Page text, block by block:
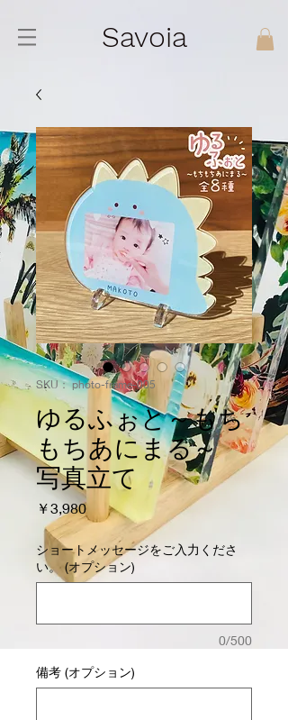
Savoia
SKU： photo-frame-005
ゆるふぉと～もち
もちあにまる～
写真立て
￥3,980価
格
ショートメッセージをご入力くださ
い。 (オプション)
0/500
備考 (オプション)